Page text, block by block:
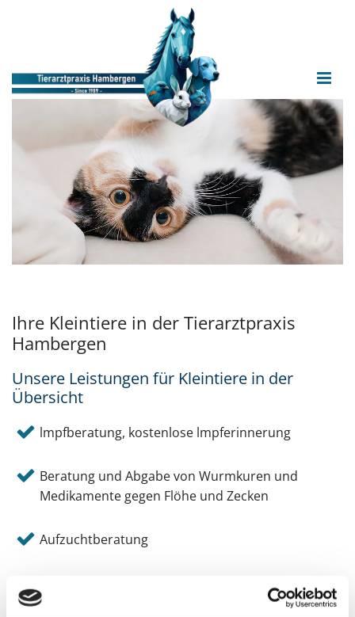
Ihre Kleintiere in der Tierarztpraxis
Hambergen
Unsere Leistungen für Kleintiere in der
Übersicht
lmpfberatung, kostenlose lmpferinnerung
Beratung und Abgabe von Wurmkuren und
Medikamente gegen Flöhe und Zecken
Aufzuchtberatung